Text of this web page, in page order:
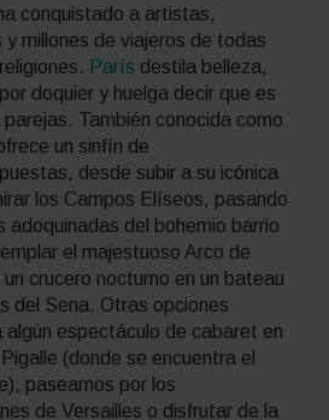
conquistado a artistas,
millones de viajeros de todas
París destila belleza,
doquier y huelga decir que es
También conocida como
un sinfín de
desde subir a su icónica
los Campos Elíseos, pasando
adoquinadas del bohemio barrio
el majestuoso Arco de
crucero nocturno en un bateau
del Sena. Otras opciones
algún espectáculo de cabaret en
(donde se encuentra el
pasearnos por los
de Versailles o disfrutar de la